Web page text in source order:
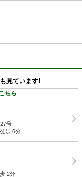
見ています!
ちら
号
歩 6分
2分